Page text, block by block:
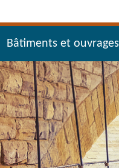
Bâtiments et ouvrages